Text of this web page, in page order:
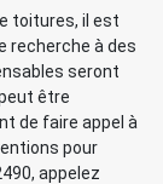
toitures, il est
recherche à des
seront
être
de faire appel à
pour
appelez